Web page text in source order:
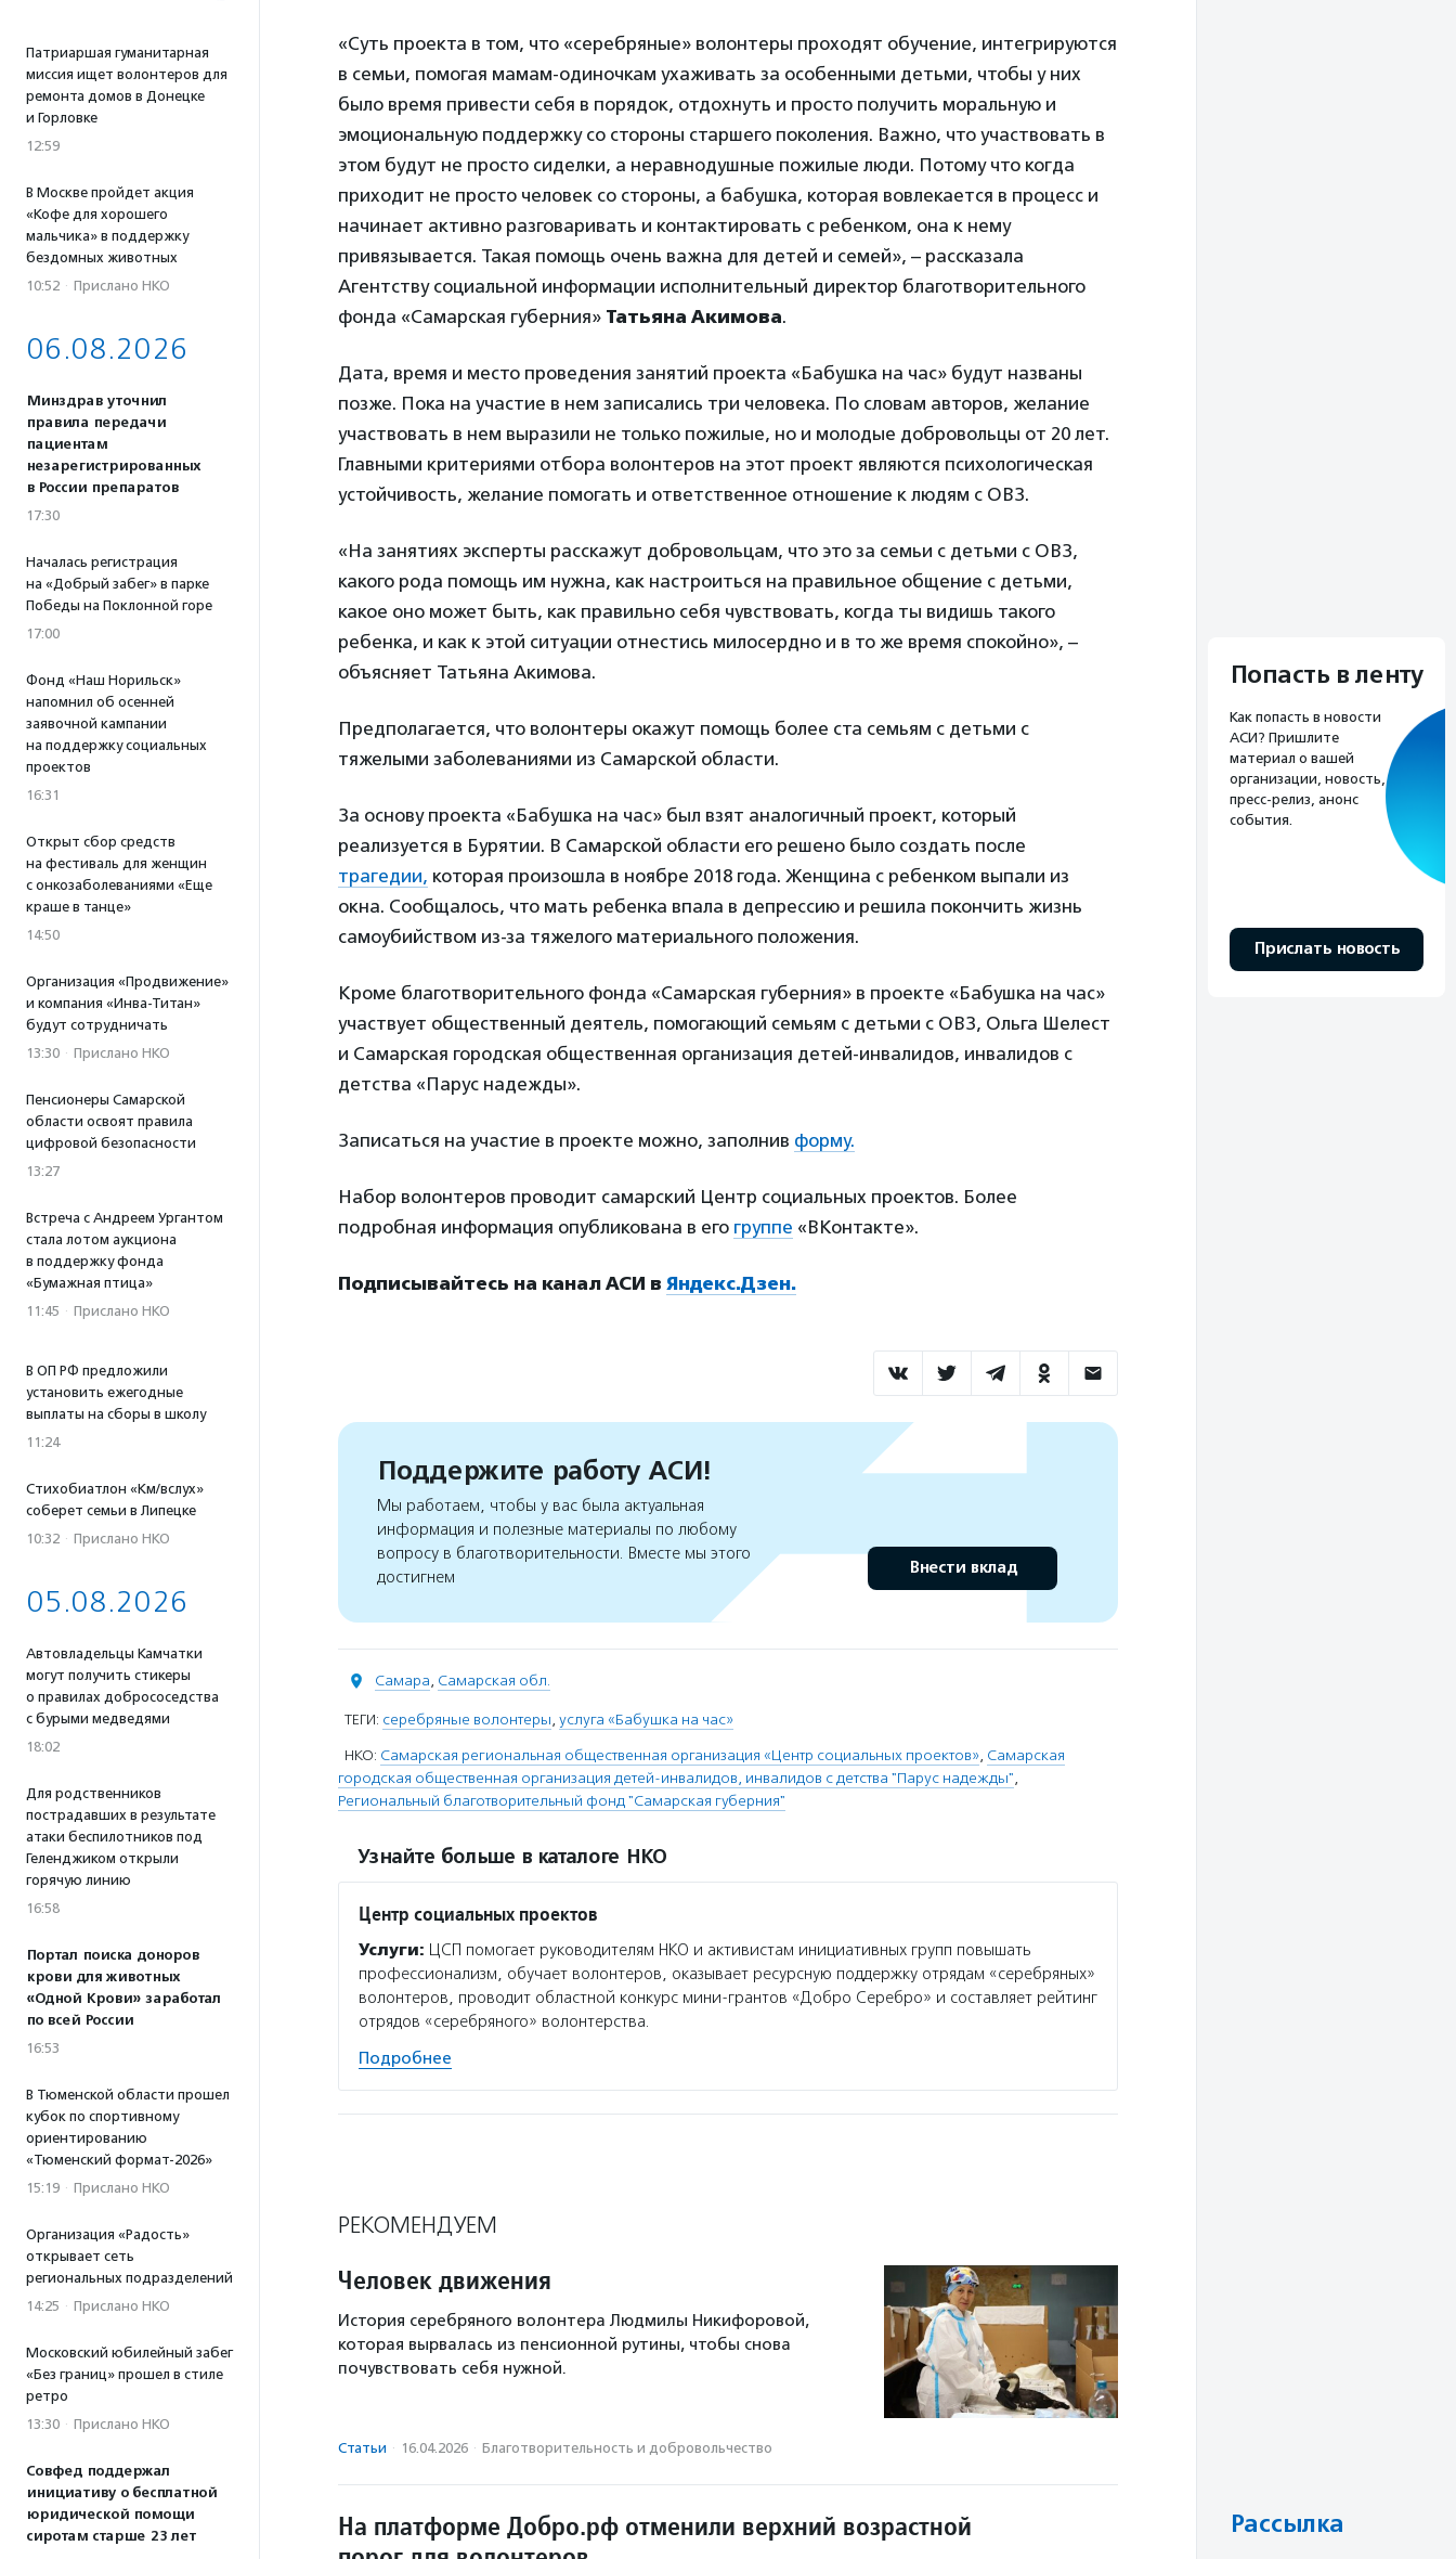
Патриаршая гуманитарная
миссия ищет волонтеров для
ремонта домов в Донецке
и Горловке
12:59
В Москве пройдет акция
«Кофе для хорошего
мальчика» в поддержку
бездомных животных
10:52 · Прислано НКО
06.08.2026
Минздрав уточнил
правила передачи
пациентам
незарегистрированных
в России препаратов
17:30
Началась регистрация
на «Добрый забег» в парке
Победы на Поклонной горе
17:00
Фонд «Наш Норильск»
напомнил об осенней
заявочной кампании
на поддержку социальных
проектов
16:31
Открыт сбор средств
на фестиваль для женщин
с онкозаболеваниями «Еще
краше в танце»
14:50
Организация «Продвижение»
и компания «Инва-Титан»
будут сотрудничать
13:30 · Прислано НКО
Пенсионеры Самарской
области освоят правила
цифровой безопасности
13:27
Встреча с Андреем Ургантом
стала лотом аукциона
в поддержку фонда
«Бумажная птица»
11:45 · Прислано НКО
В ОП РФ предложили
установить ежегодные
выплаты на сборы в школу
11:24
Стихобиатлон «Км/вслух»
соберет семьи в Липецке
10:32 · Прислано НКО
05.08.2026
Автовладельцы Камчатки
могут получить стикеры
о правилах добрососедства
с бурыми медведями
18:02
Для родственников
пострадавших в результате
атаки беспилотников под
Геленджиком открыли
горячую линию
16:58
Портал поиска доноров
крови для животных
«Одной Крови» заработал
по всей России
16:53
В Тюменской области прошел
кубок по спортивному
ориентированию
«Тюменский формат-2026»
15:19 · Прислано НКО
Организация «Радость»
открывает сеть
региональных подразделений
14:25 · Прислано НКО
Московский юбилейный забег
«Без границ» прошел в стиле
ретро
13:30 · Прислано НКО
Совфед поддержал
инициативу о бесплатной
юридической помощи
сиротам старше 23 лет
«Суть проекта в том, что «серебряные» волонтеры проходят обучение, интегрируются
в семьи, помогая мамам-одиночкам ухаживать за особенными детьми, чтобы у них
было время привести себя в порядок, отдохнуть и просто получить моральную и
эмоциональную поддержку со стороны старшего поколения. Важно, что участвовать в
этом будут не просто сиделки, а неравнодушные пожилые люди. Потому что когда
приходит не просто человек со стороны, а бабушка, которая вовлекается в процесс и
начинает активно разговаривать и контактировать с ребенком, она к нему
привязывается. Такая помощь очень важна для детей и семей», – рассказала
Агентству социальной информации исполнительный директор благотворительного
фонда «Самарская губерния» Татьяна Акимова.
Дата, время и место проведения занятий проекта «Бабушка на час» будут названы
позже. Пока на участие в нем записались три человека. По словам авторов, желание
участвовать в нем выразили не только пожилые, но и молодые добровольцы от 20 лет.
Главными критериями отбора волонтеров на этот проект являются психологическая
устойчивость, желание помогать и ответственное отношение к людям с ОВЗ.
«На занятиях эксперты расскажут добровольцам, что это за семьи с детьми с ОВЗ,
какого рода помощь им нужна, как настроиться на правильное общение с детьми,
какое оно может быть, как правильно себя чувствовать, когда ты видишь такого
ребенка, и как к этой ситуации отнестись милосердно и в то же время спокойно», –
объясняет Татьяна Акимова.
Предполагается, что волонтеры окажут помощь более ста семьям с детьми с
тяжелыми заболеваниями из Самарской области.
За основу проекта «Бабушка на час» был взят аналогичный проект, который
реализуется в Бурятии. В Самарской области его решено было создать после
трагедии, которая произошла в ноябре 2018 года. Женщина с ребенком выпали из
окна. Сообщалось, что мать ребенка впала в депрессию и решила покончить жизнь
самоубийством из-за тяжелого материального положения.
Кроме благотворительного фонда «Самарская губерния» в проекте «Бабушка на час»
участвует общественный деятель, помогающий семьям с детьми с ОВЗ, Ольга Шелест
и Самарская городская общественная организация детей-инвалидов, инвалидов с
детства «Парус надежды».
Записаться на участие в проекте можно, заполнив форму.
Набор волонтеров проводит самарский Центр социальных проектов. Более
подробная информация опубликована в его группе «ВКонтакте».
Подписывайтесь на канал АСИ в Яндекс.Дзен.
Поддержите работу АСИ!
Мы работаем, чтобы у вас была актуальная
информация и полезные материалы по любому
вопросу в благотворительности. Вместе мы этого
достигнем
Внести вклад
Самара, Самарская обл.
ТЕГИ: серебряные волонтеры, услуга «Бабушка на час»
НКО: Самарская региональная общественная организация «Центр социальных проектов», Самарская
городская общественная организация детей-инвалидов, инвалидов с детства "Парус надежды",
Региональный благотворительный фонд "Самарская губерния"
Узнайте больше в каталоге НКО
Центр социальных проектов
Услуги: ЦСП помогает руководителям НКО и активистам инициативных групп повышать
профессионализм, обучает волонтеров, оказывает ресурсную поддержку отрядам «серебряных»
волонтеров, проводит областной конкурс мини-грантов «Добро Серебро» и составляет рейтинг
отрядов «серебряного» волонтерства.
Подробнее
РЕКОМЕНДУЕМ
Человек движения
История серебряного волонтера Людмилы Никифоровой,
которая вырвалась из пенсионной рутины, чтобы снова
почувствовать себя нужной.
Статьи · 16.04.2026 · Благотвори­тель­ность и доброволь­чест­во
На платформе Добро.рф отменили верхний возрастной
Попасть в ленту
Как попасть в новости
АСИ? Пришлите
материал о вашей
организации, новость,
пресс-релиз, анонс
события.
Прислать новость
Рассылка